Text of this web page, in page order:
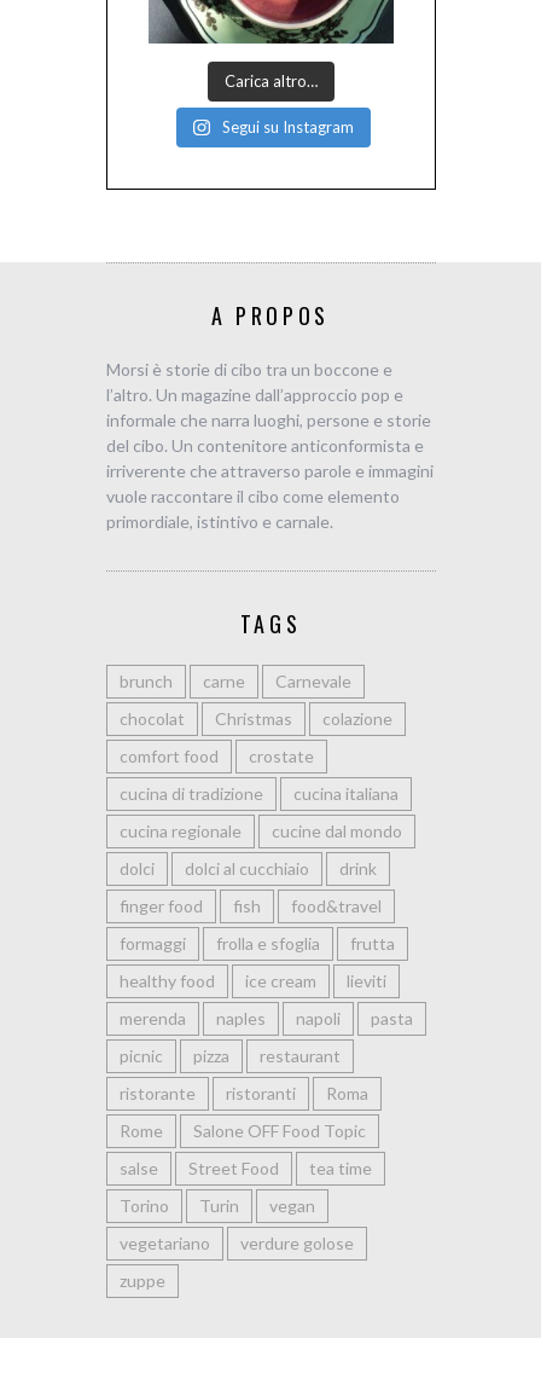
Carica altro…
Segui su Instagram
A PROPOS
Morsi è storie di cibo tra un boccone e
l’altro. Un magazine dall’approccio pop e
informale che narra luoghi, persone e storie
del cibo. Un contenitore anticonformista e
irriverente che attraverso parole e immagini
vuole raccontare il cibo come elemento
primordiale, istintivo e carnale.
TAGS
brunch carne
Carnevale
chocolat
Christmas
colazione
comfort food
crostate
cucina di tradizione
cucina italiana
cucina regionale
cucine dal mondo
dolci
dolci al cucchiaio
drink
finger food
fish
food&travel
formaggi
frolla e sfoglia
frutta
healthy food
ice cream
lieviti
merenda
naples napoli
pasta
picnic
pizza
restaurant
ristorante
ristoranti
Roma
Rome
Salone OFF Food Topic
salse
Street Food
tea time
Torino
Turin
vegan
vegetariano
verdure golose
zuppe